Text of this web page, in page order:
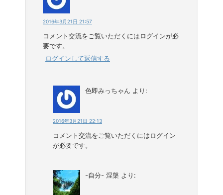
2016年3月21日 21:57
コメント交流をご覧いただくにはログインが必
要です。
ログインして返信する
色即みっちゃん より:
2016年3月21日 22:13
コメント交流をご覧いただくにはログイン
が必要です。
-自分- 涅槃 より: